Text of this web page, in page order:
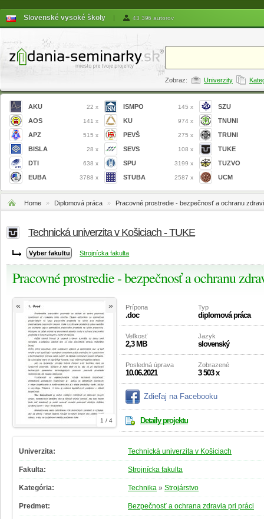
Slovenské vysoké školy | 43 396 autorov
Zobraz: Univerzity
AKU 22 x
AOS 141 x
APZ 515 x
BISLA 28 x
DTI 638 x
EUBA 3788 x
ISMPO 145 x
KU 974 x
PEVŠ 275 x
SEVS 108 x
SPU 3199 x
STUBA 2587 x
SZU
TNUNI
TRUNI
TUKE
TUZVO
UCM
Home » Diplomová práca » Pracovné prostredie - bezpečnosť a ochranu
Technická univerzita v Košiciach - TUKE
Strojnícka fakulta
Pracovné prostredie - bezpečnosť a ochranu
1 / 4
« » Prípona
.doc
Typ
diplomová práca
Veľkosť
2,3 MB
Jazyk
slovenský
Posledná úprava
10.06.2021
Zobrazené
3 503 x
Zdieľaj na Facebooku
Detaily projektu
Univerzita: Technická univerzita v Košiciach
Fakulta: Strojnícka fakulta
Kategória: Technika » Strojárstvo
Predmet: Bezpečnosť a ochrana zdravia pri práci